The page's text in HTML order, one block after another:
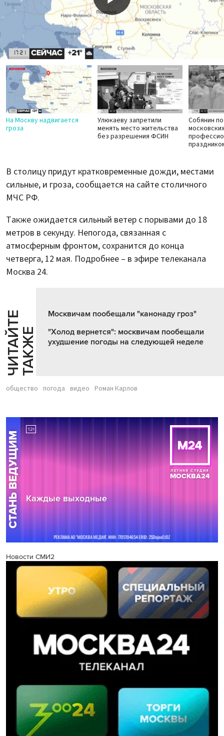
Play
Video
На Москву надвигается
гроза
Улюкаеву запретили
менять место жительства
без разрешения ФСИН
Собянин
В столицу придут кратковременные дожди, местами
сильные, и гроза, сообщается на сайте столичного
МЧС РФ.
Также ожидается сильный ветер с порывами до 18
метров в секунду. Непогода, связанная с
атмосферным фронтом, сохранится до конца
четверга, 12 мая. Подробнее – в эфире телеканала
Москва 24.
Ч
И
Т
АЙ
Т
Е
Т
А
К
ЖЕ
Москвичам пообещали "канонаду гроз"
"Холод вернется": москвичам пообещали
ухудшение погоды на следующей неделе
общество погода видео Роман Карлов
Новости СМИ2